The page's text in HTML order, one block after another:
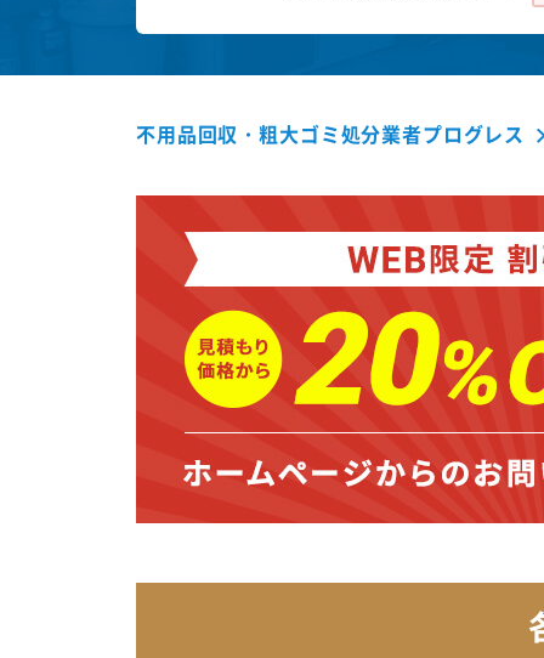
不用品回収・粗大ゴミ処分業者プログレス